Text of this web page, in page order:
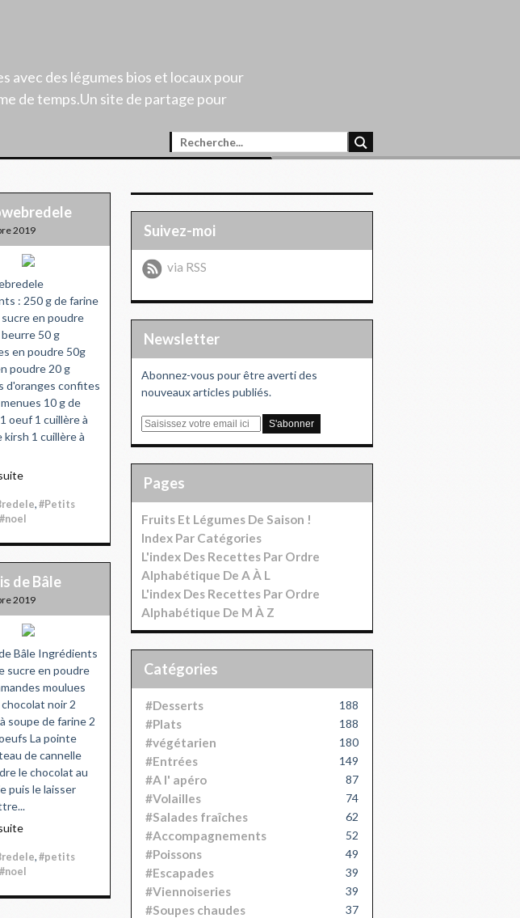
avec des légumes bios et locaux pour
de temps.Un site de partage pour
2019
: 250 g de farine
en poudre
50 g
en poudre 50g
poudre 20 g
d'oranges confites
10 g de
oeuf 1 cuillère à
kirsh 1 cuillère à
, #Petits
#noel
de Bâle
2019
Bâle Ingrédients
sucre en poudre
moulues
noir 2
soupe de farine 2
La pointe
de cannelle
le chocolat au
puis le laisser
, #petits
#noel
Suivez-moi
via RSS
Newsletter
Abonnez-vous pour être averti des
nouveaux articles publiés.
E
Pages
Fruits Et Légumes De Saison !
Index Par Catégories
L'index Des Recettes Par Ordre
Alphabétique De A À L
L'index Des Recettes Par Ordre
Alphabétique De M À Z
Catégories
#Desserts 188
#Plats 188
#végétarien 180
#Entrées 149
#A l' apéro 87
#Volailles 74
#Salades fraîches 62
#Accompagnements 52
#Poissons 49
#Escapades 39
#Viennoiseries 39
#Soupes chaudes 37